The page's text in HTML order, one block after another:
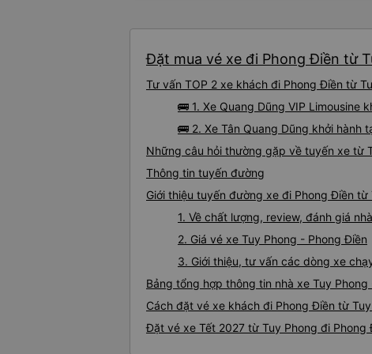
Đặt mua vé xe đi Phong Điền từ
Tư vấn TOP 2 xe khách đi Phong Điền từ
🚌 1. Xe Quang Dũng VIP Limousine
🚌 2. Xe Tân Quang Dũng khởi hành
Những câu hỏi thường gặp về tuyến xe từ
Thông tin tuyến đường
Giới thiệu tuyến đường xe đi Phong Điền từ
1. Về chất lượng, review, đánh giá
2. Giá vé xe Tuy Phong - Phong Điền
3. Giới thiệu, tư vấn các dòng xe
Bảng tổng hợp thông tin nhà xe Tuy Phong
Cách đặt vé xe khách đi Phong Điền từ
Đặt vé xe Tết 2027 từ Tuy Phong đi Phong